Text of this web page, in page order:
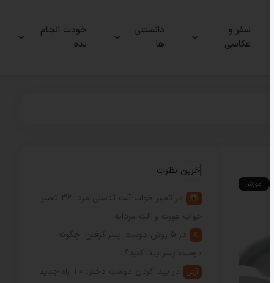
سفر و
عکاسی
دانستنی
ها
خودت انجام
بده
آموزش
آخرین نظرات
در
تعبیر خواب آلت تناسلی مرد: 36 تعبیر
خواب عورت و آلت مردانه
X در
5 روش دوست پسر گرفتن؛ چگونه
دوست پسر پیدا کنیم؟
آرش در
پیدا کردن دوست دختر: 10 راه جدید